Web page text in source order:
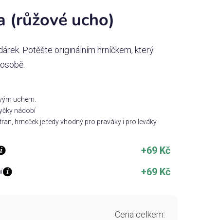
(růžové ucho)
Potěšte originálním hrníčkem, který
uchem.
nádobí
hrneček je tedy vhodný pro praváky i pro leváky
+69 Kč
+69 Kč
Cena celkem: